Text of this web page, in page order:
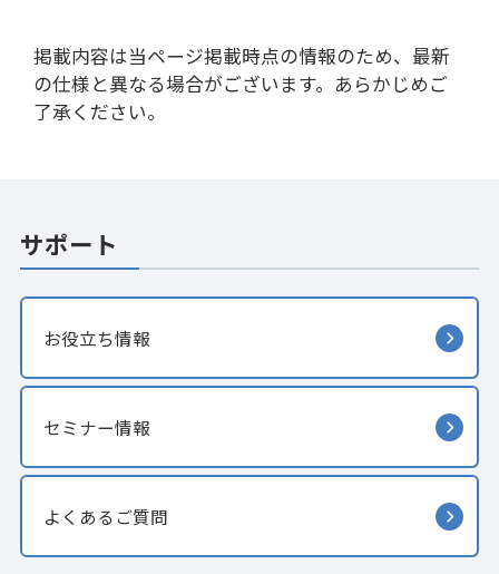
掲載内容は当ページ掲載時点の情報のため、最新
の仕様と異なる場合がございます。あらかじめご
了承ください。
サポート
お役立ち情報
セミナー情報
よくあるご質問